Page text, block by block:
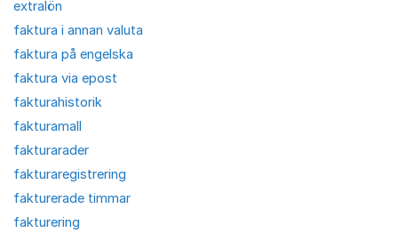
extralön
faktura i annan valuta
faktura på engelska
faktura via epost
fakturahistorik
fakturamall
fakturarader
fakturaregistrering
fakturerade timmar
fakturering